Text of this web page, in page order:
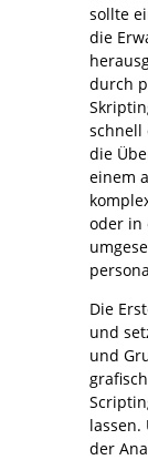
sollte
die
durch
schnell
die
einem
oder in
Die
und
und
lassen.
der